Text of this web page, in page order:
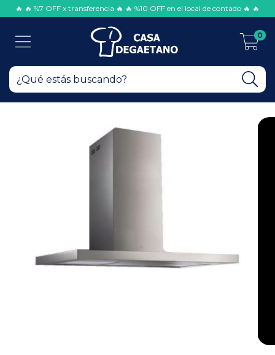
🔥 🔥 %7 OFF x transferencia 🔥 🔥 %10 OFF en el local de contado 🔥 🔥
0